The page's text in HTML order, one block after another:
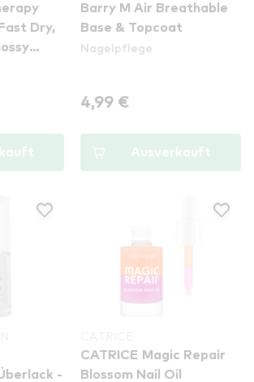
Dry,
Barry M Air Breathable
Base & Topcoat
Nagelpflege
4,99 €
Ausverkauft
-
CATRICE Magic Repair
Blossom Nail Oil